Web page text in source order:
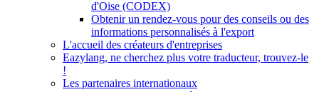
d'Oise (CODEX)
Obtenir un rendez-vous pour des conseils ou des
informations personnalisés à l'export
L'accueil des créateurs d'entreprises
Eazylang, ne cherchez plus votre traducteur, trouvez-le
!
Les partenaires internationaux